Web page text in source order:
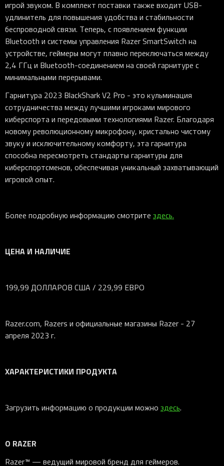
игрой звуком. В комплект поставки также входит USB-
удлинитель для повышения удобства и стабильности
беспроводной связи. Теперь, с появлением функции
Bluetooth и системы управления Razer SmartSwitch на
устройстве, геймеры могут плавно переключаться между
2,4 ГГц и Bluetooth-соединением на своей гарнитуре с
минимальными перерывами.
Гарнитура 2023 BlackShark V2 Pro - это кульминация
сотрудничества между лучшими игроками мирового
киберспорта и передовыми технологиями Razer. Благодаря
новому революционному микрофону, кристально чистому
звуку и исключительному комфорту, эта гарнитура
способна пересмотреть стандарты гарнитуры для
киберспортсменов, обеспечивая уникальный захватывающий
игровой опыт.
Более подробную информацию смотрите здесь.
ЦЕНА И НАЛИЧИЕ
199,99 ДОЛЛАРОВ США / 229,99 ЕВРО
Razer.com, Razers и официальные магазины Razer - 27
апреля 2023 г.
ХАРАКТЕРИСТИКИ ПРОДУКТА
Загрузить информацию о продукции можно здесь.
О RAZER
Razer™ — ведущий мировой бренд для геймеров.